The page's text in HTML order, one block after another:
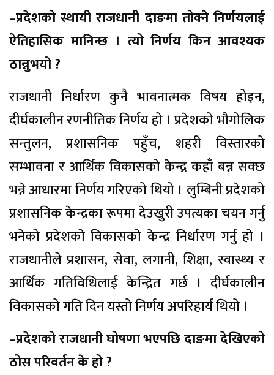
–प्रदेशको स्थायी राजधानी दाङमा तोक्ने निर्णयलाई
ऐतिहासिक मानिन्छ । त्यो निर्णय किन आवश्यक
ठान्नुभयो ?
राजधानी निर्धारण कुनै भावनात्मक विषय होइन,
दीर्घकालीन रणनीतिक निर्णय हो । प्रदेशको भौगोलिक
सन्तुलन, प्रशासनिक पहुँच, शहरी विस्तारको
सम्भावना र आर्थिक विकासको केन्द्र कहाँ बन्न सक्छ
भन्ने आधारमा निर्णय गरिएको थियो । लुम्बिनी प्रदेशको
प्रशासनिक केन्द्रका रूपमा देउखुरी उपत्यका चयन गर्नु
भनेको प्रदेशको विकासको केन्द्र निर्धारण गर्नु हो ।
राजधानीले प्रशासन, सेवा, लगानी, शिक्षा, स्वास्थ्य र
आर्थिक गतिविधिलाई केन्द्रित गर्छ । दीर्घकालीन
विकासको गति दिन यस्तो निर्णय अपरिहार्य थियो ।
–प्रदेशको राजधानी घोषणा भएपछि दाङमा देखिएको
ठोस परिवर्तन के हो ?